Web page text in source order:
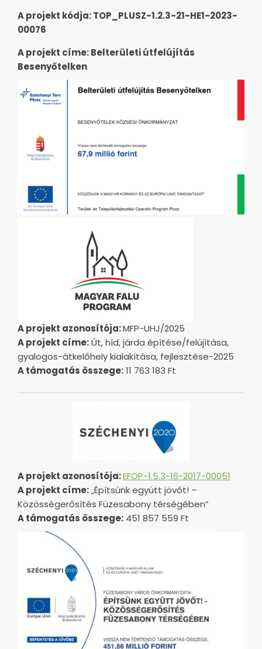
A projekt kódja: TOP_PLUSZ-1.2.3-21-HE1-2023-
00076
A projekt címe: Belterületi útfelújítás
Besenyőtelken
A projekt azonosítója:MFP-UHJ/2025
A projekt címe:Út, híd, járda építése/felújítása,
gyalogos-átkelőhely kialakítása, fejlesztése-2025
A támogatás összege:11 763 183 Ft
A projekt azonosítója:EFOP-1.5.3-16-2017-00051
A projekt címe:„Építsünk együtt jövőt! –
Közösségerősítés Füzesabony térségében”
A támogatás összege: 451 857 559 Ft